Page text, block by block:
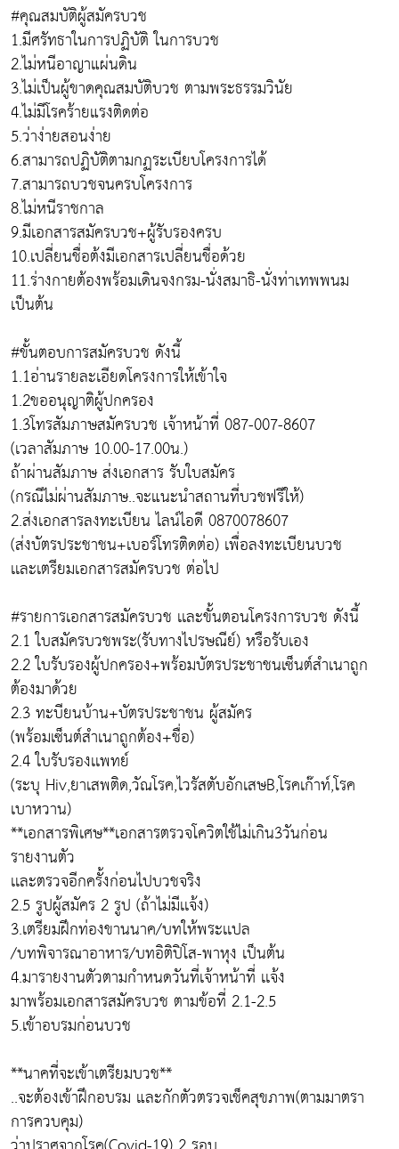
#คุณสมบัติผู้สมัครบวช
1.มีศรัทธาในการปฏิบัติ ในการบวช
2.ไม่หนีอาญาแผ่นดิน
3.ไม่เป็นผู้ขาดคุณสมบัติบวช ตามพระธรรมวินัย
4.ไม่มีโรคร้ายแรงติดต่อ
5.ว่าง่ายสอนง่าย
6.สามารถปฏิบัติตามกฏระเบียบโครงการได้
7.สามารถบวชจนครบโครงการ
8.ไม่หนีราชกาล
9.มีเอกสารสมัครบวช+ผู้รับรองครบ
10.เปลี่ยนชื่อต้งมีเอกสารเปลี่ยนชื่อด้วย
11.ร่างกายต้องพร้อมเดินจงกรม-นั่งสมาธิ-นั่งท่าเทพพนม
เป็นต้น
#ขั้นตอบการสมัครบวช ดังนี้
1.1อ่านรายละเอียดโครงการให้เข้าใจ
1.2ขออนุญาติผู้ปกครอง
1.3โทรสัมภาษสมัครบวช เจ้าหน้าที่ 087-007-8607
(เวลาสัมภาษ 10.00-17.00น.)
ถ้าผ่านสัมภาษ ส่งเอกสาร รับใบสมัคร
(กรณีไม่ผ่านสัมภาษ..จะแนะนำสถานที่บวชฟรีให้)
2.ส่งเอกสารลงทะเบียน ไลน์ไอดี 0870078607
(ส่งบัตรประชาชน+เบอร์โทรติดต่อ) เพื่อลงทะเบียนบวช
เเละเตรียมเอกสารสมัครบวช ต่อไป
#รายการเอกสารสมัครบวช เเละขั้นตอนโครงการบวช ดังนี้
2.1 ใบสมัครบวชพระ(รับทางไปรษณีย์) หรือรับเอง
2.2 ใบรับรองผู้ปกครอง+พร้อมบัตรประชาชนเซ็นต์สำเนาถูก
ต้องมาด้วย
2.3 ทะบียนบ้าน+บัตรประชาชน ผู้สมัคร
(พร้อมเซ็นต์สำเนาถูกต้อง+ชื่อ)
2.4 ใบรับรองเเพทย์
(ระบุ Hiv,ยาเสพติด,วัณโรค,ไวรัสตับอักเสษB,โรคเก๊าท์,โรค
เบาหวาน)
**เอกสารพิเศษ**เอกสารตรวจโควิตใช้ไม่เกิน3วันก่อน
รายงานตัว
เเละตรวจอีกครั้งก่อนไปบวชจริง
2.5 รูปผู้สมัคร 2 รูป (ถ้าไม่มีเเจ้ง)
3.เตรียมฝึกท่องขานนาค/บทให้พระเเปล
/บทพิจารณาอาหาร/บทอิติปิโส-พาหุง เป็นต้น
4.มารายงานตัวตามกำหนดวันที่เจ้าหน้าที่ เเจ้ง
มาพร้อมเอกสารสมัครบวช ตามข้อที่ 2.1-2.5
5.เข้าอบรมก่อนบวช
**นาคที่จะเข้าเตรียมบวช**
..จะต้องเข้าฝึกอบรม และกักตัวตรวจเช็คสุขภาพ(ตามมาตรา
การควบคุม)